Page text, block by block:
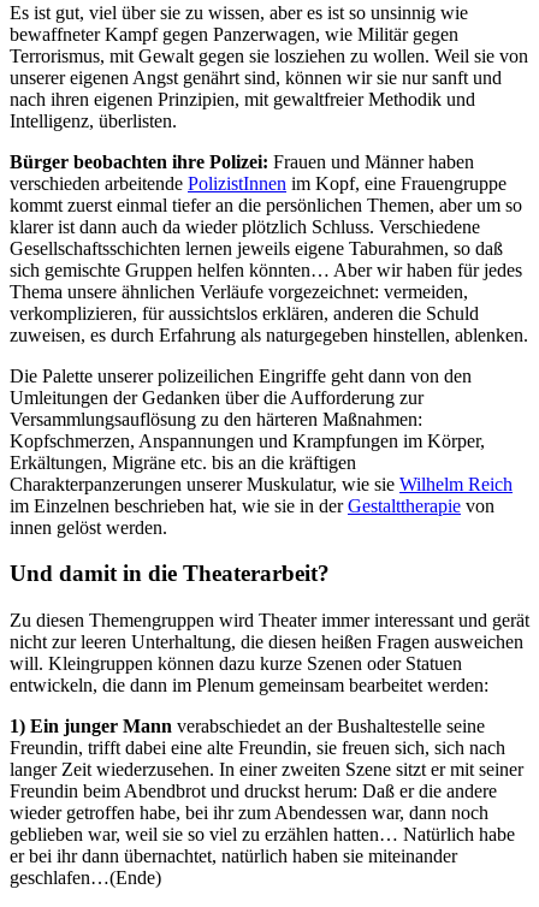
Es ist gut, viel über sie zu wissen, aber es ist so unsinnig wie
bewaffneter Kampf gegen Panzerwagen, wie Militär gegen
Terrorismus, mit Gewalt gegen sie losziehen zu wollen. Weil sie von
unserer eigenen Angst genährt sind, können wir sie nur sanft und
nach ihren eigenen Prinzipien, mit gewaltfreier Methodik und
Intelligenz, überlisten.
Bürger beobachten ihre Polizei: Frauen und Männer haben
verschieden arbeitende PolizistInnen im Kopf, eine Frauengruppe
kommt zuerst einmal tiefer an die persönlichen Themen, aber um so
klarer ist dann auch da wieder plötzlich Schluss. Verschiedene
Gesellschaftsschichten lernen jeweils eigene Taburahmen, so daß
sich gemischte Gruppen helfen könnten… Aber wir haben für jedes
Thema unsere ähnlichen Verläufe vorgezeichnet: vermeiden,
verkomplizieren, für aussichtslos erklären, anderen die Schuld
zuweisen, es durch Erfahrung als naturgegeben hinstellen, ablenken.
Die Palette unserer polizeilichen Eingriffe geht dann von den
Umleitungen der Gedanken über die Aufforderung zur
Versammlungsauflösung zu den härteren Maßnahmen:
Kopfschmerzen, Anspannungen und Krampfungen im Körper,
Erkältungen, Migräne etc. bis an die kräftigen
Charakterpanzerungen unserer Muskulatur, wie sie Wilhelm Reich
im Einzelnen beschrieben hat, wie sie in derGestalttherapie von
innen gelöst werden.
Und damit in die Theaterarbeit?
Zu diesen Themengruppen wird Theater immer interessant und gerät
nicht zur leeren Unterhaltung, die diesen heißen Fragen ausweichen
will. Kleingruppen können dazu kurze Szenen oder Statuen
entwickeln, die dann im Plenum gemeinsam bearbeitet werden:
1) Ein junger Mann verabschiedet an der Bushaltestelle seine
Freundin, trifft dabei eine alte Freundin, sie freuen sich, sich nach
langer Zeit wiederzusehen. In einer zweiten Szene sitzt er mit seiner
Freundin beim Abendbrot und druckst herum: Daß er die andere
wieder getroffen habe, bei ihr zum Abendessen war, dann noch
geblieben war, weil sie so viel zu erzählen hatten… Natürlich habe
er bei ihr dann übernachtet, natürlich haben sie miteinander
geschlafen…(Ende)